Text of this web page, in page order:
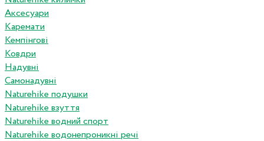
Аксесуари
Каремати
Кемпінгові
Ковдри
Надувні
Самонадувні
Naturehike подушки
Naturehike взуття
Naturehike водний спорт
Naturehike водонепроникні речі